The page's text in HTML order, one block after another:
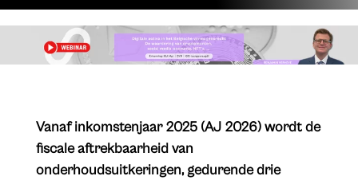
​Vanaf inkomstenjaar 2025 (AJ 2026) wordt de
fiscale aftrekbaarheid van
onderhoudsuitkeringen, gedurende drie